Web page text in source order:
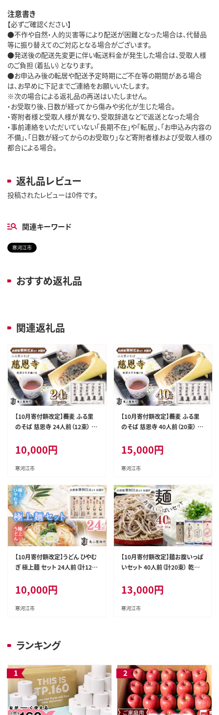
注意書き
【必ずご確認ください】
●不作や自然・人的災害等により配送が困難となった場合は、代替品
等に振り替えてのご対応となる場合がございます。
●発送後の配送先変更に伴い転送料金が発生した場合は、受取人様
のご負担（着払い）となります。
●お申込み後の転居や配送予定時期にご不在等の期間がある場合
は、お早めに下記までご連絡をお願いいたします。
※次の場合による返礼品の再送はいたしません。
・お受取り後、日数が経ってから傷みや劣化が生じた場合。
・寄附者様と受取人様が異なり、受取辞退などで返送となった場合
・事前連絡をいただいていない「長期不在」や「転居」、「お申込み内容の
不備」、「日数が経ってからのお受取り」など寄附者様および受取人様の
都合による場合。
返礼品レビュー
投稿されたレビューは0件です。
関連キーワード
寒河江市
おすすめ返礼品
関連返礼品
【10月寄付額改定】蕎麦 ふる里
のそば 慈恩寺 24人前（12束） 乾
0-F-KY001
10,000円
寒河江市
【10月寄付額改定】蕎麦 ふる里
のそば 慈恩寺 40人前（20束） 乾
5-F-KY003
15,000円
寒河江市
【10月寄付額改定】うどん ひやむ
ぎ 極上麺 セット 24人前（計12
山製麺所 010-F-KY004
10,000円
寒河江市
【10月寄付額改定】麺お腹いっぱ
いセット 40人前（計20束） 乾麺
亀山製麺所 013-F-KY006
13,000円
寒河江市
ランキング